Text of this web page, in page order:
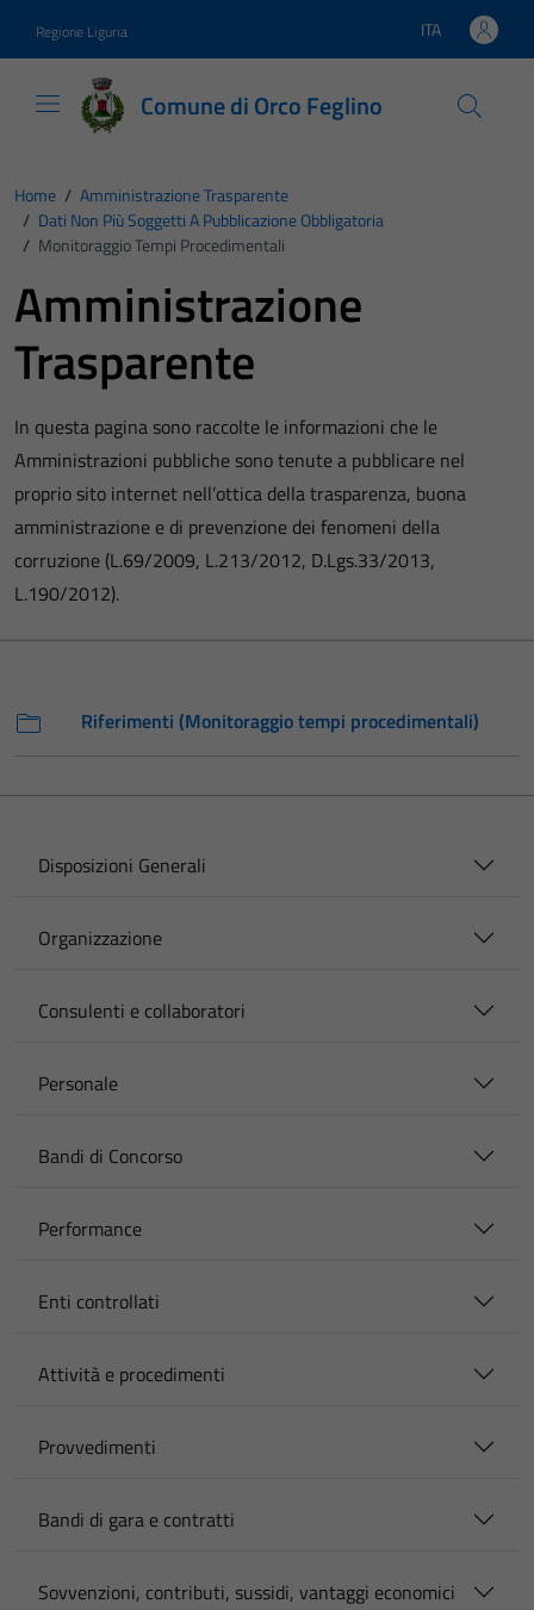
Regione Liguria Lingua attiva:
ITA
Comune di Orco Feglino
Home / Amministrazione Trasparente
/ Dati Non Più Soggetti A Pubblicazione Obbligatoria
/ Monitoraggio Tempi Procedimentali
Amministrazione
Trasparente
In questa pagina sono raccolte le informazioni che le
Amministrazioni pubbliche sono tenute a pubblicare nel
proprio sito internet nell’ottica della trasparenza, buona
amministrazione e di prevenzione dei fenomeni della
corruzione (L.69/2009, L.213/2012, D.Lgs.33/2013,
L.190/2012).
Riferimenti (Monitoraggio tempi procedimentali)
Disposizioni Generali
Organizzazione
Consulenti e collaboratori
Personale
Bandi di Concorso
Performance
Enti controllati
Attività e procedimenti
Provvedimenti
Bandi di gara e contratti
Sovvenzioni, contributi, sussidi, vantaggi economici